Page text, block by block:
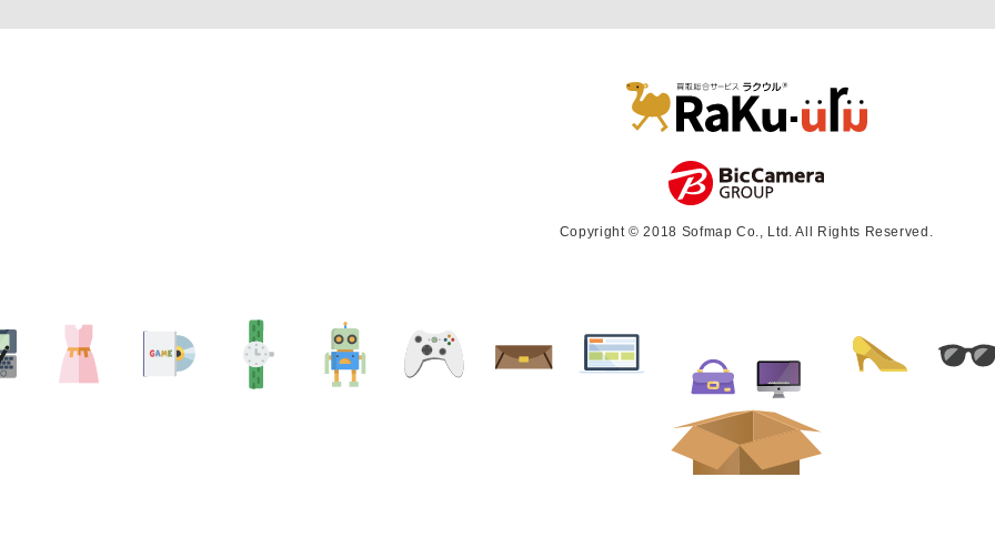
Copyright © 2018 Sofmap Co., Ltd. All Rights Reserved.